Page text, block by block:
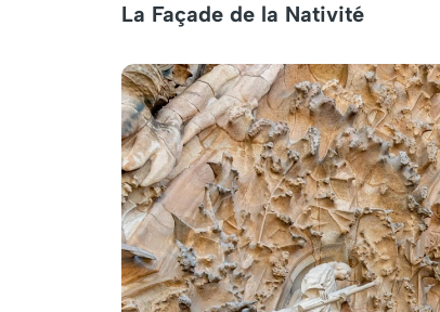
La Façade de la Nativité